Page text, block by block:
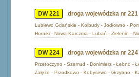
DW 221 droga wojewódzka nr 221
Lublewo Gdańskie - Kolbudy - Jodłowno -
Horniki - Nowa Karczma - Lubań - Zielenin -
DW 224 droga wojewódzka nr 224
Przetoczyno - Szemud - Donimierz - Łebno -
Załęże - Przodkowo - Kobysewo - Grzybno -